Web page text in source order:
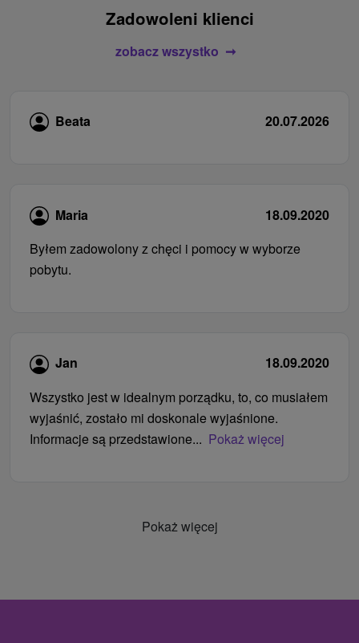
Zadowoleni klienci
zobacz wszystko
Beata 20.07.2026
Maria
18.09.2020
Byłem zadowolony z chęci i pomocy w wyborze
pobytu.
Jan
18.09.2020
Wszystko jest w idealnym porządku, to, co musiałem
wyjaśnić, zostało mi doskonale wyjaśnione.
Informacje są przedstawione... Pokaż więcej
Pokaż więcej